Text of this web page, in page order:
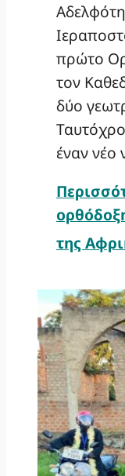
πρώτο
τον
δύο
έναν
της